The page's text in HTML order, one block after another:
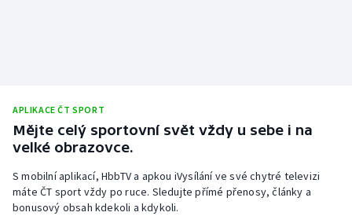
APLIKACE ČT SPORT
Mějte celý sportovní svět vždy u sebe i na
velké obrazovce.
S mobilní aplikací, HbbTV a apkou iVysílání ve své chytré televizi
máte ČT sport vždy po ruce. Sledujte přímé přenosy, články a
bonusový obsah kdekoli a kdykoli.